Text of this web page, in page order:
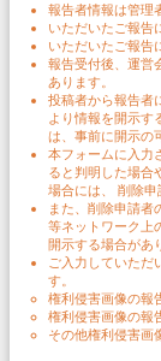
報告者情報は管理
いただいたご報告
いただいたご報告
報告受付後、運営
あります。
投稿者から報告者
より情報を開示す
は、事前に開示の
本フォームに入力
ると判明した場合
場合には、 削除申
また、削除申請者
等ネットワーク上
開示する場合があ
ご入力していただ
す。
権利侵害画像の報
権利侵害画像の報
その他権利侵害画